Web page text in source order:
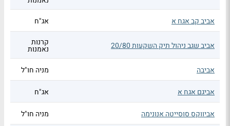
אביב קב אגח א
אג"ח
אביב שגב ניהול תיק השקעות 20/80 קרנות
נאמנות
אביבה
מניה חו"ל
אביגם אגח א אג"ח
אביווקס סוסייטה אנונימה מניה חו"ל